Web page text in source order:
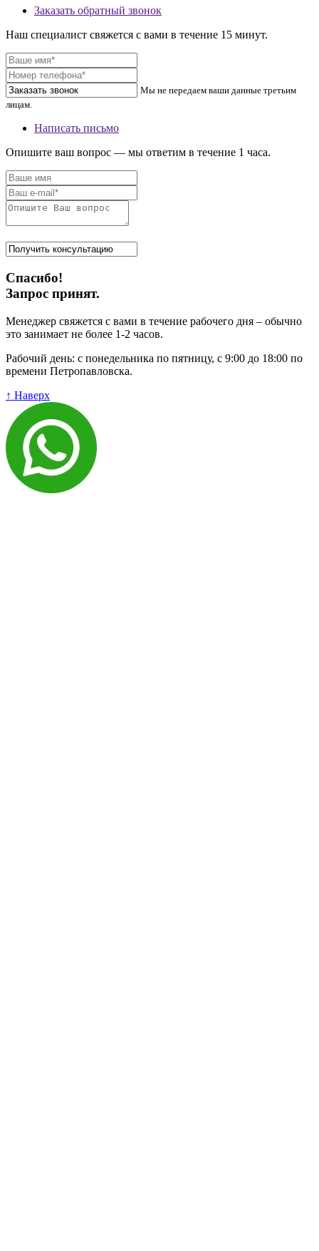
Заказать обратный звонок
Наш специалист свяжется с вами в течение 15 минут.
Мы не передаем ваши данные третьим
лицам.
Написать письмо
Опишите ваш вопрос — мы ответим в течение 1 часа.
Спасибо!
Запрос принят.
Менеджер свяжется с вами в течение рабочего дня – обычно
это занимает не более 1-2 часов.
Рабочий день: с понедельника по пятницу, с 9:00 до 18:00 по
времени Петропавловска.
↑ Наверх